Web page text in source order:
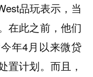
品玩表示，当
在此之前，他们
年4月以来微贷
置计划。而且，